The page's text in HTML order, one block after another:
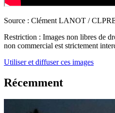
Source : Clément LANOT /
Restriction : Images non libres de
non commercial est strictement
Utiliser et diffuser ces images
Récemment